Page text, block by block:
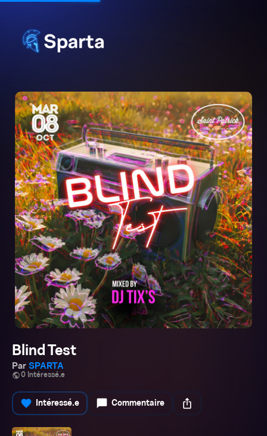
Blind Test
Par SPARTA
public0 Intéressé.e
favorite Intéressé.e chat_bubble Commentaire ios_share